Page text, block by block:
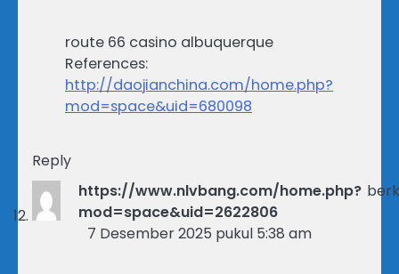
route 66 casino albuquerque
References:
http://daojianchina.com/home.php?
mod=space&uid=680098
Reply
https://www.nlvbang.com/home.php?
mod=space&uid=2622806
7 Desember 2025 pukul 5:38 am